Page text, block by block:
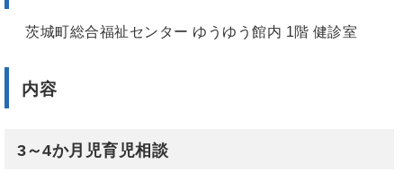
茨城町総合福祉センター ゆうゆう館内 1階 健診室
内容
3～4か月児育児相談